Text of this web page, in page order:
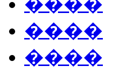
����
����